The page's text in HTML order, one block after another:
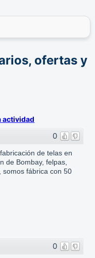
web de las
los precios, la
que las
datos de contacto
e incluso, a
ofertas y
actividad
0
de telas en
de Bombay, felpas,
somos fábrica con 50
0